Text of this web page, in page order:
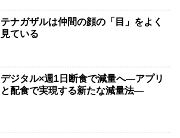
テナガザルは仲間の顔の「目」をよく
見ている
デジタル×週1日断食で減量へ―アプリ
と配食で実現する新たな減量法―